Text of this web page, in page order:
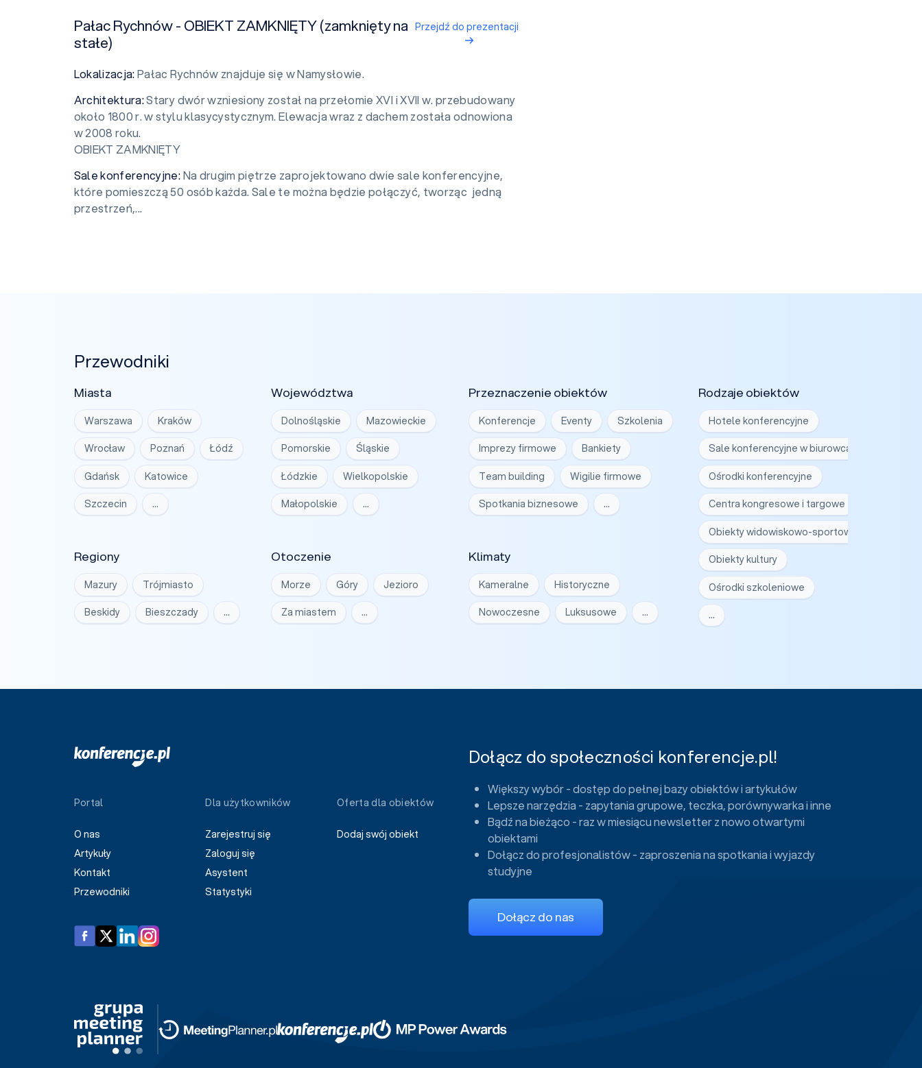
Pałac Rychnów - OBIEKT ZAMKNIĘTY (zamknięty na
stałe)
Przejdź do prezentacji
Lokalizacja:Pałac Rychnów znajduje się w Namysłowie.
Architektura:Stary dwór wzniesiony został na przełomie XVI i XVII w. przebudowany
około 1800 r. w stylu klasycystycznym. Elewacja wraz z dachem została odnowiona
w 2008 roku.
OBIEKT ZAMKNIĘTY
Sale konferencyjne:Na drugim piętrze zaprojektowano dwie sale konferencyjne,
które pomieszczą 50 osób każda. Sale te można będzie połączyć, tworząc jedną
przestrzeń,...
Przewodniki
Miasta
Warszawa Kraków
Wrocław Poznań Łódź
Gdańsk Katowice
Szczecin …
Województwa
Dolnośląskie Mazowieckie
Pomorskie Śląskie
Łódzkie Wielkopolskie
Małopolskie …
Regiony
Mazury Trójmiasto
Beskidy Bieszczady …
Otoczenie
Morze Góry Jezioro
Za miastem …
Klimaty
Kameralne Historyczne
Nowoczesne Luksusowe …
Przeznaczenie obiektów
Konferencje Eventy Szkolenia
Imprezy firmowe Bankiety
Team building Wigilie firmowe
Spotkania biznesowe …
Rodzaje obiektów
Hotele konferencyjne
Sale konferencyjne w biurowcach
Ośrodki konferencyjne
Centra kongresowe i targowe
Obiekty widowiskowo-sportowe
Obiekty kultury
Ośrodki szkoleniowe
…
Portal
O nas
Artykuły
Kontakt
Przewodniki
Dla użytkowników
Zarejestruj się
Zaloguj się
Asystent
Statystyki
Oferta dla obiektów
Dodaj swój obiekt
Dołącz do społeczności konferencje.pl!
Większy wybór - dostęp do pełnej bazy obiektów i artykułów
Lepsze narzędzia - zapytania grupowe, teczka, porównywarka i inne
Bądź na bieżąco - raz w miesiącu newsletter z nowo otwartymi
obiektami
Dołącz do profesjonalistów - zaproszenia na spotkania i wyjazdy
studyjne
Dołącz do nas